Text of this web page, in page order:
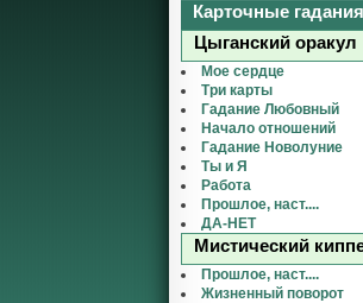
Карточные гадания
Цыганский оракул
Мое сердце
Три карты
Гадание Любовный
Начало отношений
Гадание Новолуние
Ты и Я
Работа
Прошлое, наст....
ДА-НЕТ
Мистический
Прошлое, наст....
Жизненный поворот